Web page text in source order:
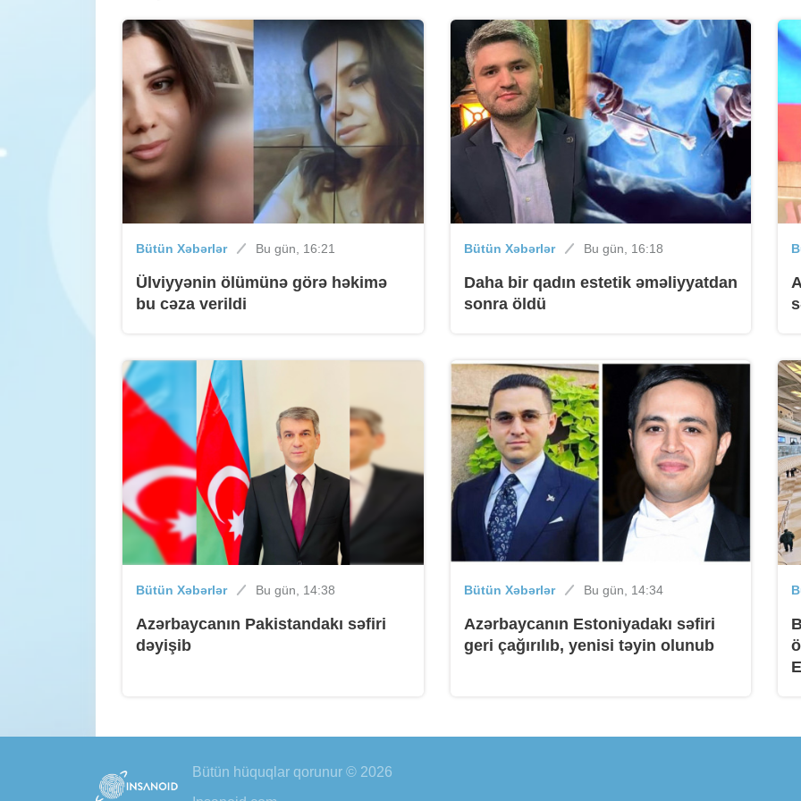
Bütün Xəbərlər Bu gün, 16:21
Ülviyyənin ölümünə görə həkimə
bu cəza verildi
Bütün Xəbərlər Bu gün, 16:18
Daha bir qadın estetik əməliyyatdan
sonra öldü
Bütün Xəbərlər Bu gün, 14:38
Azərbaycanın Pakistandakı səfiri
dəyişib
Bütün Xəbərlər Bu gün, 14:34
Azərbaycanın Estoniyadakı səfiri
geri çağırılıb, yenisi təyin olunub
Bütün hüquqlar qorunur © 2026